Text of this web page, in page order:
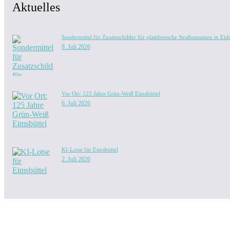
Aktuelles
Sondermittel für Zusatzschilder für plattdeutsche Straßennamen in
8. Juli 2026
Vor Ort: 125 Jahre Grün-Weiß Eimsbüttel
6. Juli 2026
KI-Lotse für Eimsbüttel
2. Juli 2026